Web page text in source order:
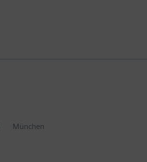
München